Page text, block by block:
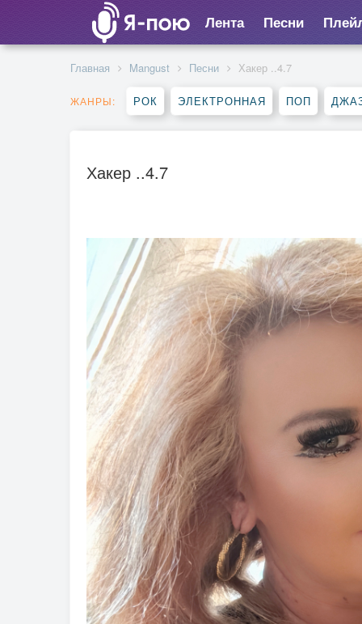
Лента Песни
Главная Mangust Песни Хакер ..4.7
ЖАНРЫ: РОК ЭЛЕКТРОННАЯ ПОП
Хакер ..4.7